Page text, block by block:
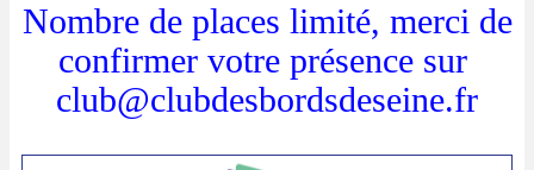
Nombre de places limité, merci de
confirmer votre présence sur
club@clubdesbordsdeseine.fr